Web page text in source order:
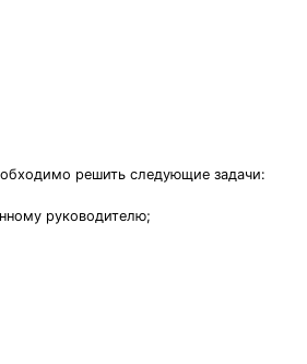
решить следующие задачи:
руководителю;